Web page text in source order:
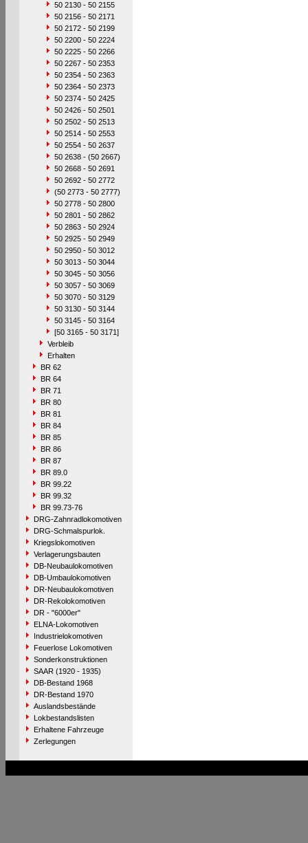
50 2130 - 50 2155
50 2156 - 50 2171
50 2172 - 50 2199
50 2200 - 50 2224
50 2225 - 50 2266
50 2267 - 50 2353
50 2354 - 50 2363
50 2364 - 50 2373
50 2374 - 50 2425
50 2426 - 50 2501
50 2502 - 50 2513
50 2514 - 50 2553
50 2554 - 50 2637
50 2638 - (50 2667)
50 2668 - 50 2691
50 2692 - 50 2772
(50 2773 - 50 2777)
50 2778 - 50 2800
50 2801 - 50 2862
50 2863 - 50 2924
50 2925 - 50 2949
50 2950 - 50 3012
50 3013 - 50 3044
50 3045 - 50 3056
50 3057 - 50 3069
50 3070 - 50 3129
50 3130 - 50 3144
50 3145 - 50 3164
[50 3165 - 50 3171]
Verbleib
Erhalten
BR 62
BR 64
BR 71
BR 80
BR 81
BR 84
BR 85
BR 86
BR 87
BR 89.0
BR 99.22
BR 99.32
BR 99.73-76
DRG-Zahnradlokomotiven
DRG-Schmalspurlok.
Kriegslokomotiven
Verlagerungsbauten
DB-Neubaulokomotiven
DB-Umbaulokomotiven
DR-Neubaulokomotiven
DR-Rekolokomotiven
DR - "6000er"
ELNA-Lokomotiven
Industrielokomotiven
Feuerlose Lokomotiven
Sonderkonstruktionen
SAAR (1920 - 1935)
DB-Bestand 1968
DR-Bestand 1970
Auslandsbestände
Lokbestandslisten
Erhaltene Fahrzeuge
Zerlegungen